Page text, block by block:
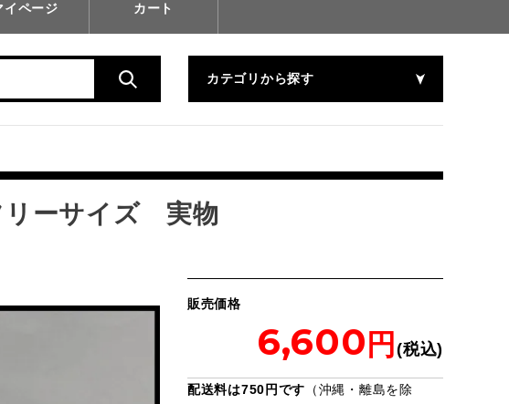
イページ カート
カテゴリから探す
ーサイズ 実物
販売価格
6,600
配送料は750円です （沖縄・離島を除